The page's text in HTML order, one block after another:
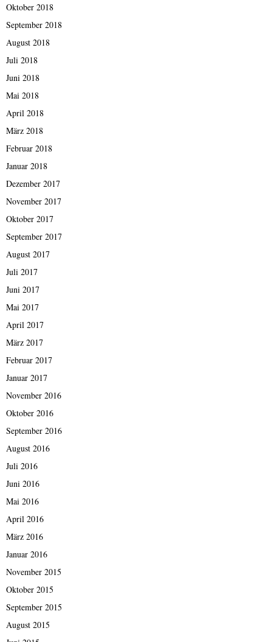
Oktober 2018
September 2018
August 2018
Juli 2018
Juni 2018
Mai 2018
April 2018
März 2018
Februar 2018
Januar 2018
Dezember 2017
November 2017
Oktober 2017
September 2017
August 2017
Juli 2017
Juni 2017
Mai 2017
April 2017
März 2017
Februar 2017
Januar 2017
November 2016
Oktober 2016
September 2016
August 2016
Juli 2016
Juni 2016
Mai 2016
April 2016
März 2016
Januar 2016
November 2015
Oktober 2015
September 2015
August 2015